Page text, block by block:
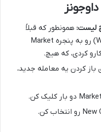
لیست: همونطور که قبلاً
گفتیم، نماد US30 (یا WST30_m) رو به پنجره Market
باز کردن یه معامله جدید،